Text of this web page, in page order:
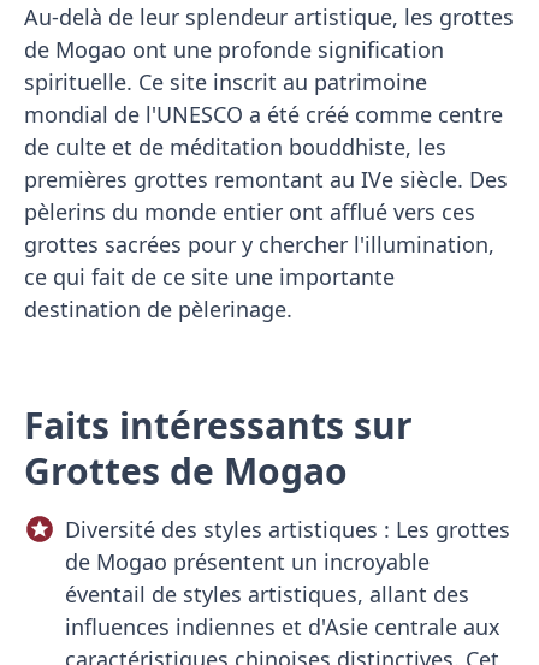
Au-delà de leur splendeur artistique, les grottes
de Mogao ont une profonde signification
spirituelle. Ce site inscrit au patrimoine
mondial de l'UNESCO a été créé comme centre
de culte et de méditation bouddhiste, les
premières grottes remontant au IVe siècle. Des
pèlerins du monde entier ont afflué vers ces
grottes sacrées pour y chercher l'illumination,
ce qui fait de ce site une importante
destination de pèlerinage.
Faits intéressants sur
Grottes de Mogao
Diversité des styles artistiques : Les grottes
de Mogao présentent un incroyable
éventail de styles artistiques, allant des
influences indiennes et d'Asie centrale aux
caractéristiques chinoises distinctives. Cet